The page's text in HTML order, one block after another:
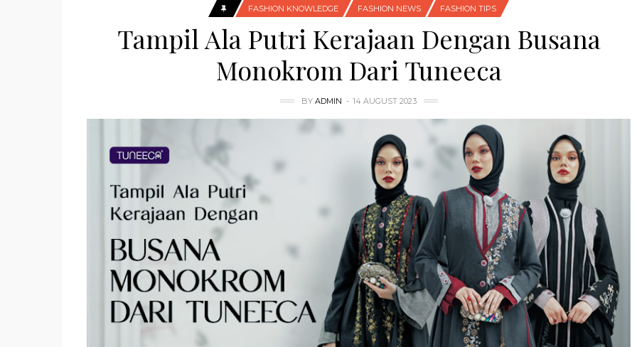
FASHION KNOWLEDGE FASHION NEWS FASHION TIPS
Tampil Ala Putri Kerajaan Dengan Busana
Monokrom Dari Tuneeca
BY ADMIN 14 AUGUST 2023